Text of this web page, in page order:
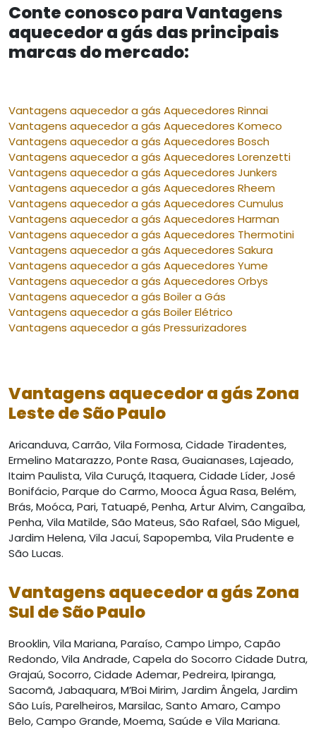
Conte conosco para Vantagens
aquecedor a gás das principais
marcas do mercado:
Vantagens aquecedor a gás Aquecedores Rinnai
Vantagens aquecedor a gás Aquecedores Komeco
Vantagens aquecedor a gás Aquecedores Bosch
Vantagens aquecedor a gás Aquecedores Lorenzetti
Vantagens aquecedor a gás Aquecedores Junkers
Vantagens aquecedor a gás Aquecedores Rheem
Vantagens aquecedor a gás Aquecedores Cumulus
Vantagens aquecedor a gás Aquecedores Harman
Vantagens aquecedor a gás Aquecedores Thermotini
Vantagens aquecedor a gás Aquecedores Sakura
Vantagens aquecedor a gás Aquecedores Yume
Vantagens aquecedor a gás Aquecedores Orbys
Vantagens aquecedor a gás Boiler a Gás
Vantagens aquecedor a gás Boiler Elétrico
Vantagens aquecedor a gás Pressurizadores
Vantagens aquecedor a gás Zona
Leste de São Paulo
Aricanduva, Carrão, Vila Formosa, Cidade Tiradentes,
Ermelino Matarazzo, Ponte Rasa, Guaianases, Lajeado,
Itaim Paulista, Vila Curuçá, Itaquera, Cidade Líder, José
Bonifácio, Parque do Carmo, Mooca Água Rasa, Belém,
Brás, Moóca, Pari, Tatuapé, Penha, Artur Alvim, Cangaíba,
Penha, Vila Matilde, São Mateus, São Rafael, São Miguel,
Jardim Helena, Vila Jacuí, Sapopemba, Vila Prudente e
São Lucas.
Vantagens aquecedor a gás Zona
Sul de São Paulo
Brooklin, Vila Mariana, Paraíso, Campo Limpo, Capão
Redondo, Vila Andrade, Capela do Socorro Cidade Dutra,
Grajaú, Socorro, Cidade Ademar, Pedreira, Ipiranga,
Sacomã, Jabaquara, M’Boi Mirim, Jardim Ângela, Jardim
São Luís, Parelheiros, Marsilac, Santo Amaro, Campo
Belo, Campo Grande, Moema, Saúde e Vila Mariana.